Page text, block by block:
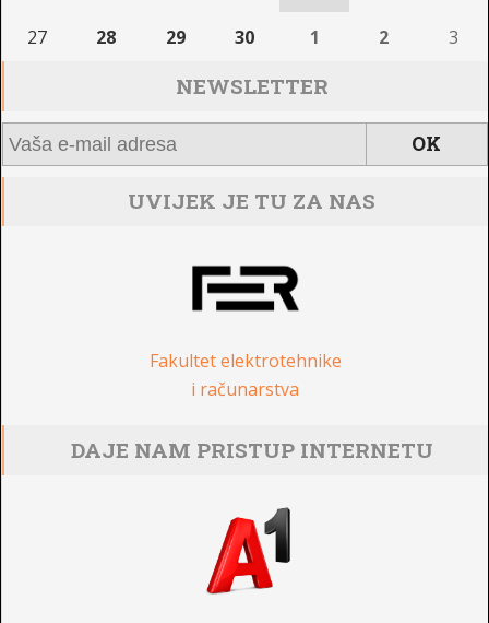
27 28 29 30 1 2 3
NEWSLETTER
UVIJEK JE TU ZA NAS
Fakultet elektrotehnike
i računarstva
DAJE NAM PRISTUP INTERNETU